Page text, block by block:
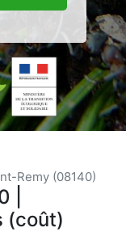
Remy (08140)
|
(coût)